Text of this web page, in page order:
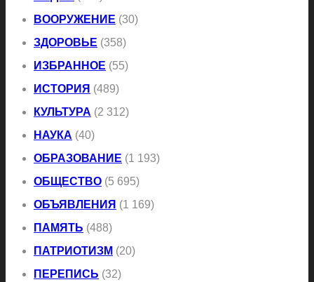
ВООРУЖЕНИЕ (30)
ЗДОРОВЬЕ (358)
ИЗБРАННОЕ (55)
ИСТОРИЯ (489)
КУЛЬТУРА (2 312)
НАУКА (40)
ОБРАЗОВАНИЕ (1 193)
ОБЩЕСТВО (5 695)
ОБЪЯВЛЕНИЯ (1 169)
ПАМЯТЬ (488)
ПАТРИОТИЗМ (20)
ПЕРЕПИСЬ (32)